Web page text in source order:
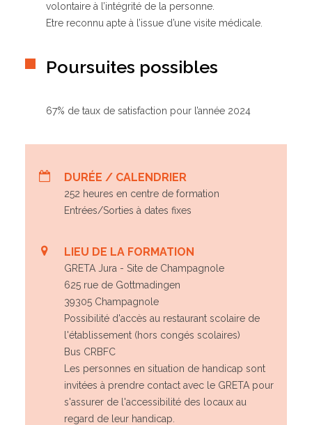
volontaire à l’intégrité de la personne.
Etre reconnu apte à l’issue d’une visite médicale.
Poursuites possibles
67% de taux de satisfaction pour l’année 2024
DURÉE / CALENDRIER
252 heures en centre de formation
Entrées/Sorties à dates fixes
LIEU DE LA FORMATION
GRETA Jura - Site de Champagnole
625 rue de Gottmadingen
39305 Champagnole
Possibilité d'accès au restaurant scolaire de
l'établissement (hors congés scolaires)
Bus CRBFC
Les personnes en situation de handicap sont
invitées à prendre contact avec le GRETA pour
s'assurer de l'accessibilité des locaux au
regard de leur handicap.